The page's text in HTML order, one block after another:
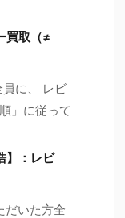
買取（≠
に、 レビ
」に従って
】：レビ
だいた方全